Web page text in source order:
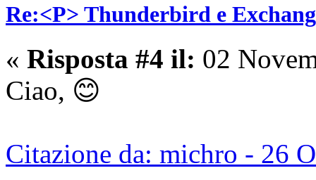
Re:<P> Thunderbird e
« Risposta #4 il: 02
Ciao, 😊
Citazione da: michro - 26